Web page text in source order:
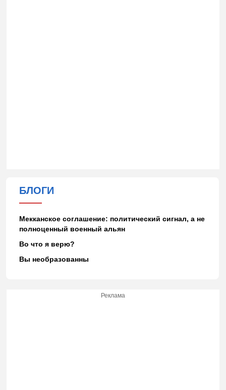
БЛОГИ
Мекканское соглашение: политический сигнал, а не
полноценный военный альян
Во что я верю?
Вы необразованны
Реклама